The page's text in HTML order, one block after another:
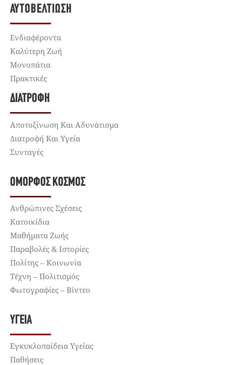
ΑΥΤΟΒΕΛΤΊΩΣΗ
Ενδιαφέροντα
Καλύτερη Ζωή
Μονοπάτια
Πρακτικές
ΔΙΑΤΡΟΦΉ
Αποτοξίνωση Και Αδυνάτισμα
Διατροφή Και Υγεία
Συνταγές
ΌΜΟΡΦΟΣ ΚΌΣΜΟΣ
Ανθρώπινες Σχέσεις
Κατοικίδια
Μαθήματα Ζωής
Παραβολές & Ιστορίες
Πολίτης – Κοινωνία
Τέχνη – Πολιτισμός
Φωτογραφίες – Βίντεο
ΥΓΕΊΑ
Εγκυκλοπαίδεια Υγείας
Παθήσεις